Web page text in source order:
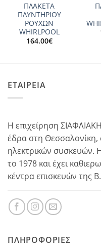
ΠΛΑΚΕΤΑ
ΠΛΥΝΤΗΡΙΟΥ
ΡΟΥΧΩΝ
WHIRLPOOL
164.00€
ΕΤΑΙΡΕΙΑ
Η επιχείρηση
έδρα στη Θεσσαλονίκη,
ηλεκτρικών συσκευών.
το 1978 και έχει
κέντρα επισκευών της
ΠΛΗΡΟΦΟΡΊΕΣ